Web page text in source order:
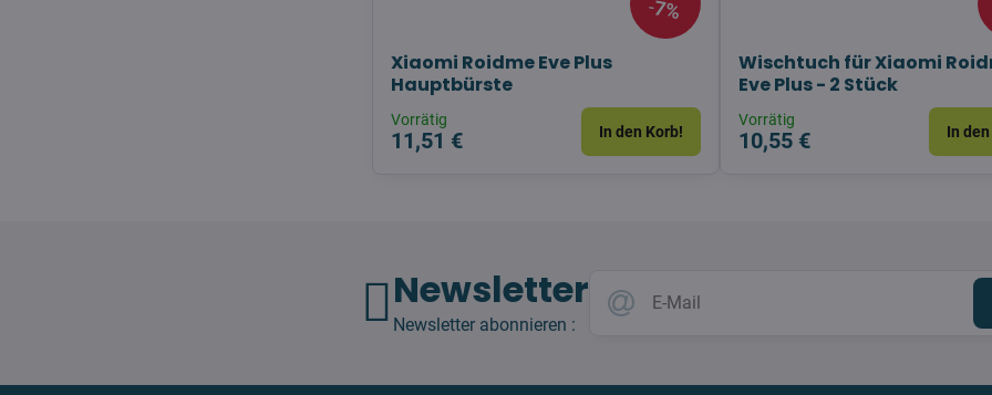
7%
Xiaomi Roidme Eve Plus
Hauptbürste
Vorrätig
11,51 € In den Korb!
Wischtuch für Xiaomi
Eve Plus - 2 Stück
Vorrätig
10,55 € In
Newsletter
Newsletter abonnieren :